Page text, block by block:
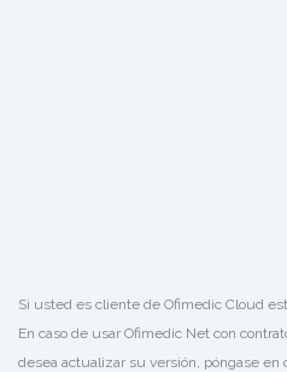
Si usted es cliente de Ofimedic Cloud
En caso de usar Ofimedic Net con
desea actualizar su versión, póngase